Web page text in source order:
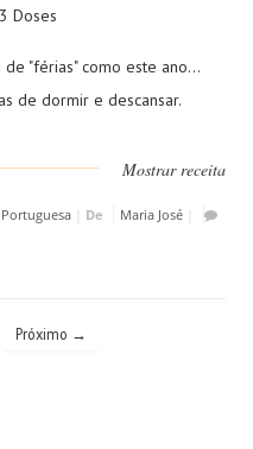
3 Doses
"férias" como este ano...
de dormir e descansar.
Mostrar receita
Portuguesa| De Maria José|
Próximo →